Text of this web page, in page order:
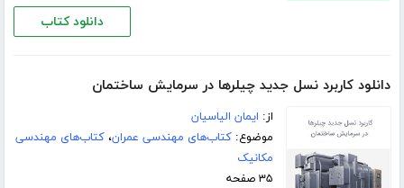
دانلود کتاب
دانلود کاربرد نسل جدید چیلرها در سرمایش ساختمان
از: ایمان الیاسیان
موضوع:کتاب‌های مهندسی عمران،کتاب‌های مهندسی
مکانیک
۳۵ صفحه